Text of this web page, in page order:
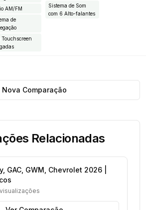
AM/FM
de
Touchscreen
Sistema de Som
com 6 Alto-falantes
Nova Comparação
Relacionadas
GAC, GWM, Chevrolet 2026 |